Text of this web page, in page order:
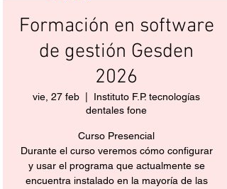
Formación en software
de gestión Gesden
2026
vie, 27 feb
Instituto F.P. tecnologías
dentales fone
Curso Presencial
Durante el curso veremos cómo configurar
y usar el programa que actualmente se
encuentra instalado en la mayoría de las